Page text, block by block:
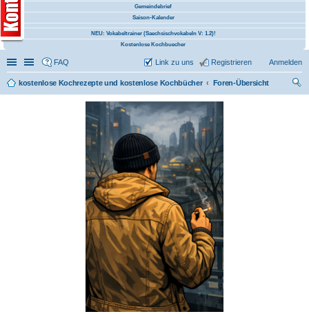
Gemeindebrief
Saison-Kalender
NEU: Vokabeltrainer (Saechsischvokabeln V: 1.2)!
Kostenlose Kochbuecher
Schnellzugriff
Linkliste
FAQ Anmelden
Registrieren
Link zu uns
kostenlose Kochrezepte und kostenlose Kochbücher
Foren-Übersicht